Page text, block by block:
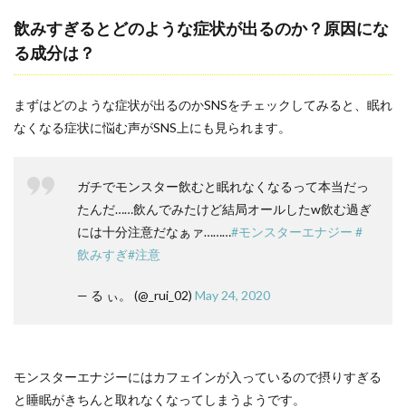
飲みすぎるとどのような症状が出るのか？原因にな
る成分は？
まずはどのような症状が出るのかSNSをチェックしてみると、眠れ
なくなる症状に悩む声がSNS上にも見られます。
ガチでモンスター飲むと眠れなくなるって本当だっ
たんだ……飲んでみたけど結局オールしたw飲む過ぎ
には十分注意だなぁァ………#モンスターエナジー #
飲みすぎ#注意
— る ぃ。 (@_rui_02) May 24, 2020
モンスターエナジーにはカフェインが入っているので摂りすぎる
と睡眠がきちんと取れなくなってしまうようです。